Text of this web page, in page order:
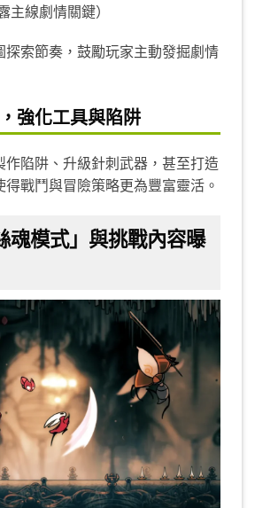
主線劇情關鍵）
探索節奏，鼓勵玩家主動發掘劇情
強化工具與陷阱
作陷阱、升級針刺武器，甚至打造
戰鬥與冒險策略更為豐富靈活。
魂模式」與挑戰內容曝